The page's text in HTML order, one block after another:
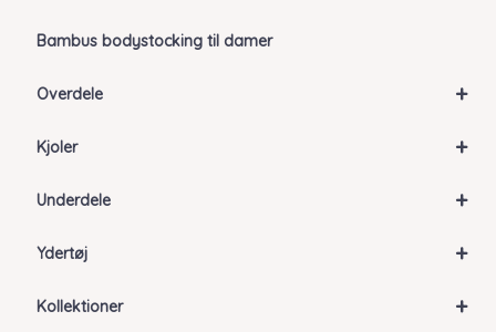
Bambus bodystocking til damer
+
Overdele
+
Kjoler
+
Underdele
+
Ydertøj
+
Kollektioner